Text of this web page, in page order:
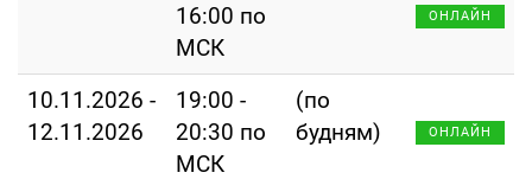
16:00 по
МСК
ОНЛАЙН
10.11.2026 -
12.11.2026
19:00 -
20:30 по
МСК
(по
будням)
ОНЛАЙН